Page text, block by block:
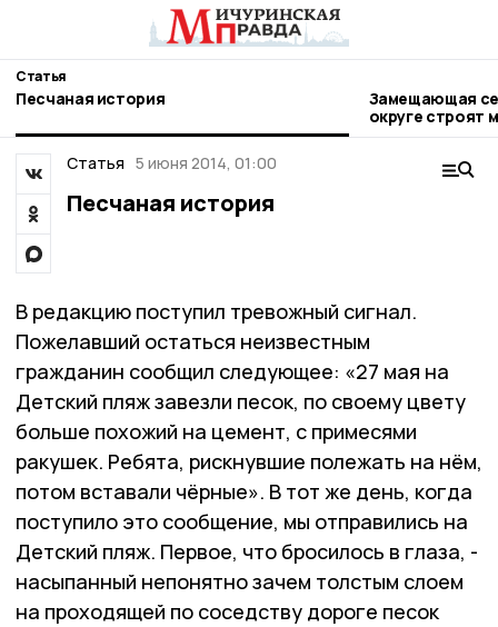
Статья
Песчаная история
Замещающая
округе строят
Статья 5 июня 2014, 01:00
Песчаная история
В редакцию поступил тревожный сигнал.
Пожелавший остаться неизвестным
гражданин сообщил следующее: «27 мая на
Детский пляж завезли песок, по своему цвету
больше похожий на цемент, с примесями
ракушек. Ребята, рискнувшие полежать на нём,
потом вставали чёрные». В тот же день, когда
поступило это сообщение, мы отправились на
Детский пляж. Первое, что бросилось в глаза, -
насыпанный непонятно зачем толстым слоем
на проходящей по соседству дороге песок